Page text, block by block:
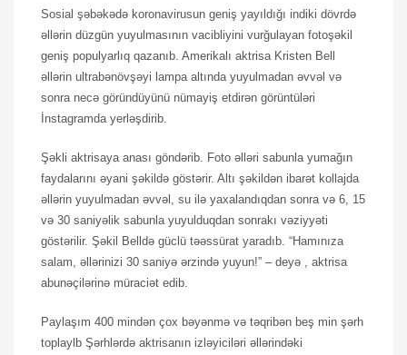
Sosial şəbəkədə koronavirusun geniş yayıldığı indiki dövrdə
əllərin düzgün yuyulmasının vacibliyini vurğulayan fotoşəkil
geniş populyarlıq qazanıb. Amerikalı aktrisa Kristen Bell
əllərin ultrabənövşəyi lampa altında yuyulmadan əvvəl və
sonra necə göründüyünü nümayiş etdirən görüntüləri
İnstagramda yerləşdirib.
Şəkli aktrisaya anası göndərib. Foto əlləri sabunla yumağın
faydalarını əyani şəkildə göstərir. Altı şəkildən ibarət kollajda
əllərin yuyulmadan əvvəl, su ilə yaxalandıqdan sonra və 6, 15
və 30 saniyəlik sabunla yuyulduqdan sonrakı vəziyyəti
göstərilir. Şəkil Belldə güclü təəssürat yaradıb. “Hamınıza
salam, əllərinizi 30 saniyə ərzində yuyun!” – deyə , aktrisa
abunəçilərinə müraciət edib.
Paylaşım 400 mindən çox bəyənmə və təqribən beş min şərh
toplaylb Şərhlərdə aktrisanın izləyiciləri əllərindəki